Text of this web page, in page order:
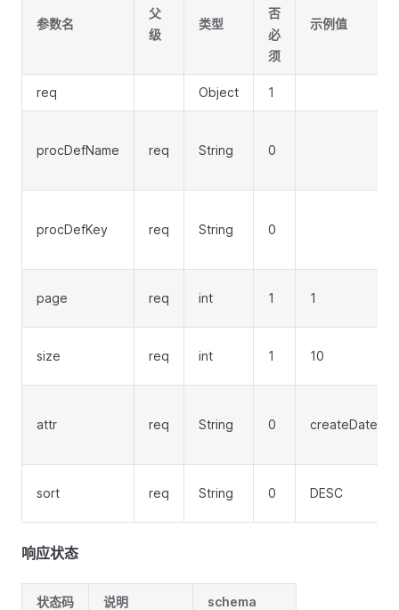
参数名
父
级
类型
否
必
须
示例值
req Object 1
procDefName req String 0
procDefKey req String 0
page req int 1 1
size req int 1 10
attr req String 0 createDate
sort req String 0 DESC
响应状态
状态码 说明 schema